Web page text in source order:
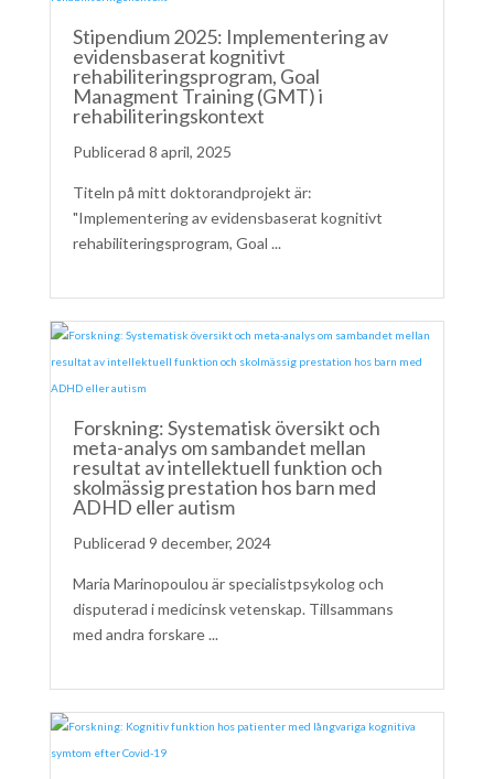
Stipendium 2025: Implementering av
evidensbaserat kognitivt
rehabiliteringsprogram, Goal
Managment Training (GMT) i
rehabiliteringskontext
8 april, 2025
Titeln på mitt doktorandprojekt är:
"Implementering av evidensbaserat kognitivt
rehabiliteringsprogram, Goal ...
Forskning: Systematisk översikt och
meta-analys om sambandet mellan
resultat av intellektuell funktion och
skolmässig prestation hos barn med
ADHD eller autism
9 december, 2024
Maria Marinopoulou är specialistpsykolog och
disputerad i medicinsk vetenskap. Tillsammans
med andra forskare ...